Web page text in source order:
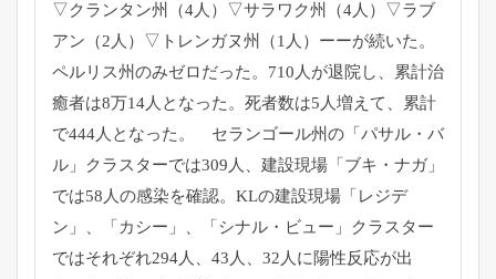
▽クランタン州（4人）▽サラワク州（4人）▽ラブ
アン（2人）▽トレンガヌ州（1人）ーーが続いた。
ペルリス州のみゼロだった。710人が退院し、累計治
癒者は8万14人となった。死者数は5人増えて、累計
で444人となった。 セランゴール州の「パサル・バ
ル」クラスターでは309人、建設現場「ブキ・ナガ」
では58人の感染を確認。KLの建設現場「レジデ
ン」、「カシー」、「シナル・ビュー」クラスター
ではそれぞれ294人、43人、32人に陽性反応が出